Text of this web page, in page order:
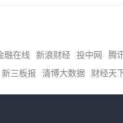
融在线 新浪财经 投中网
腾
新三板报 清博大数据 财经天